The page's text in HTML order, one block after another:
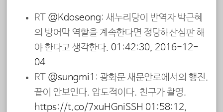
RT @Kdoseong: 새누리당이 반역자 박근혜
의 방어막 역할을 계속한다면 정당해산심판 해
야 한다고 생각한다. 01:42:30, 2016-12-
04
RT @sungmi1 : 광화문 새문안로에서의 행진.
끝이 안보인다. 압도적이다. 친구가 촬영.
https://t.co/7xuHGniSSH 01:58:12,